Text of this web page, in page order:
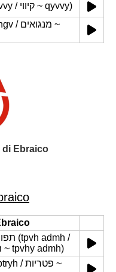
(M) קיווי (qyvvy / קיווי ~ qyvvy)
di Ebraico
תפוחי אדמה ~ tpvhy admh)